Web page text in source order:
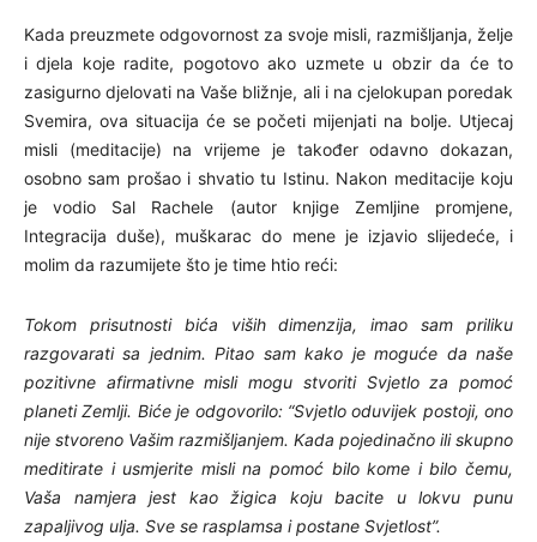
Kada preuzmete odgovornost za svoje misli, razmišljanja, želje
i djela koje radite, pogotovo ako uzmete u obzir da će to
zasigurno djelovati na Vaše bližnje, ali i na cjelokupan poredak
Svemira, ova situacija će se početi mijenjati na bolje. Utjecaj
misli (meditacije) na vrijeme je također odavno dokazan,
osobno sam prošao i shvatio tu Istinu. Nakon meditacije koju
je vodio Sal Rachele (autor knjige Zemljine promjene,
Integracija duše), muškarac do mene je izjavio slijedeće, i
molim da razumijete što je time htio reći:
Tokom prisutnosti bića viših dimenzija, imao sam priliku
razgovarati sa jednim. Pitao sam kako je moguće da naše
pozitivne afirmativne misli mogu stvoriti Svjetlo za pomoć
planeti Zemlji. Biće je odgovorilo: “Svjetlo oduvijek postoji, ono
nije stvoreno Vašim razmišljanjem. Kada pojedinačno ili skupno
meditirate i usmjerite misli na pomoć bilo kome i bilo čemu,
Vaša namjera jest kao žigica koju bacite u lokvu punu
zapaljivog ulja. Sve se rasplamsa i postane Svjetlost”.